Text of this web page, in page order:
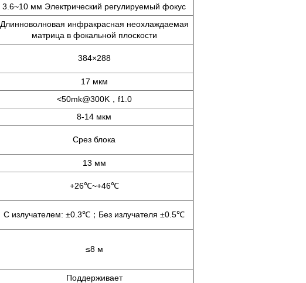
3.6~10 мм Электрический регулируемый фокус
Длинноволновая инфракрасная неохлаждаемая
матрица в фокальной плоскости
384×288
17 мкм
<50mk@300K，f1.0
8-14 мкм
Срез блока
13 мм
+26℃~+46℃
С излучателем: ±0.3℃；Без излучателя ±0.5℃
≤8 м
Поддерживает